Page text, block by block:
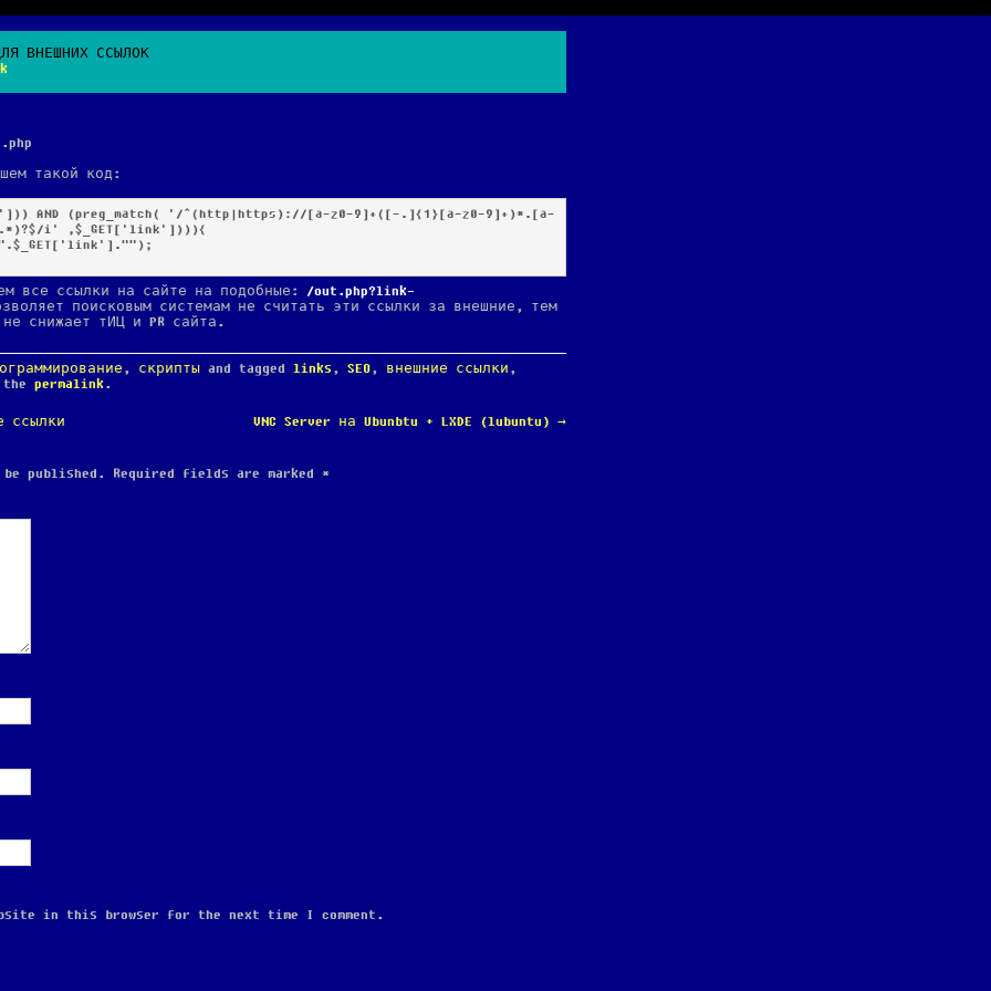
ВНЕШНИХ ССЫЛОК
такой код:
i' ,$_GET['link']))){
все ссылки на сайте на подобные: /out.php?link-
поисковым системам не считать эти ссылки за внешние, тем
снижает тИЦ и PR сайта.
, скрипты and tagged links , SEO, внешние ссылки ,
the permalink .
ссылки VNC Server на Ubunbtu + LXDE (lubuntu) →
published. Required fields are marked *
in this browser for the next time I comment.